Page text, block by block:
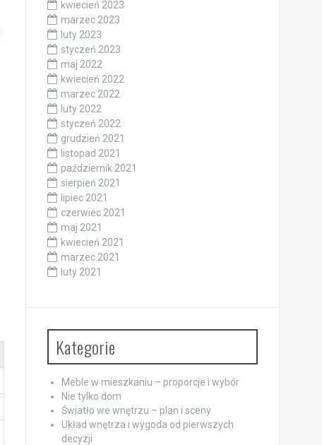
kwiecień 2023
marzec 2023
luty 2023
styczeń 2023
maj 2022
kwiecień 2022
marzec 2022
luty 2022
styczeń 2022
grudzień 2021
listopad 2021
październik 2021
sierpień 2021
lipiec 2021
czerwiec 2021
maj 2021
kwiecień 2021
marzec 2021
luty 2021
Kategorie
Meble w mieszkaniu – proporcje i wybór
Nie tylko dom
Światło we wnętrzu – plan i sceny
Układ wnętrza i wygoda od pierwszych
decyzji